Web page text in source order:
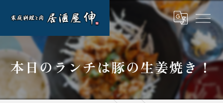
本日のランチは豚の生姜焼き！